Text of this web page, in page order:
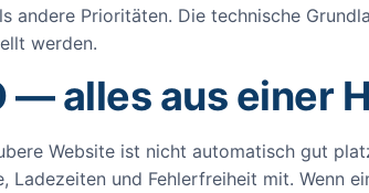
Prioritäten. Die technische
werden.
— alles aus einer
Website ist nicht automatisch gut
und Fehlerfreiheit mit. Wenn